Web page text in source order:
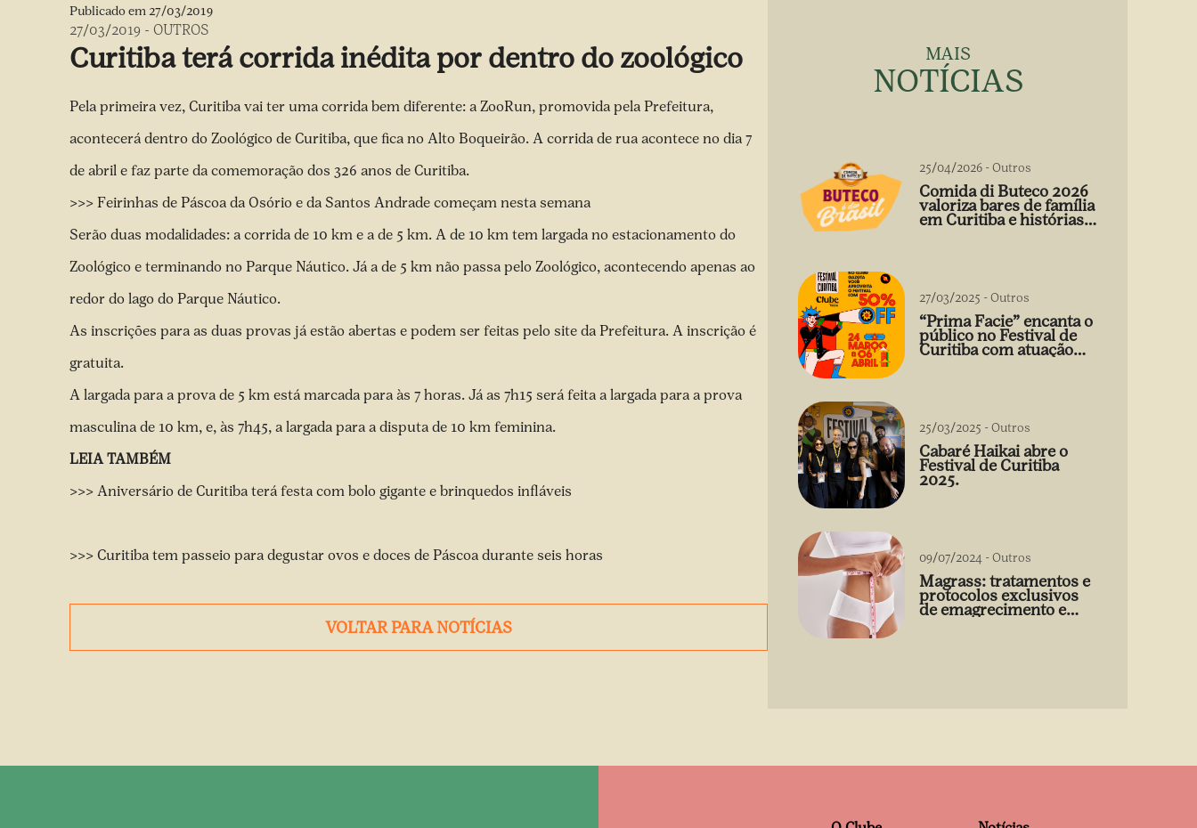
Publicado em27/03/2019
27/03/2019 - OUTROS
Curitiba terá corrida inédita por dentro do zoológico
Pela primeira vez, Curitiba vai ter uma corrida bem diferente: a ZooRun, promovida pela Prefeitura,
acontecerá dentro do Zoológico de Curitiba, que fica no Alto Boqueirão. A corrida de rua acontece no dia 7
de abril e faz parte da comemoração dos 326 anos de Curitiba.
>>> Feirinhas de Páscoa da Osório e da Santos Andrade começam nesta semana
Serão duas modalidades: a corrida de 10 km e a de 5 km. A de 10 km tem largada no estacionamento do
Zoológico e terminando no Parque Náutico. Já a de 5 km não passa pelo Zoológico, acontecendo apenas ao
redor do lago do Parque Náutico.
As inscrições para as duas provas já estão abertas e podem ser feitas pelo site da Prefeitura. A inscrição é
gratuita.
A largada para a prova de 5 km está marcada para às 7 horas. Já as 7h15 será feita a largada para a prova
masculina de 10 km, e, às 7h45, a largada para a disputa de 10 km feminina.
LEIA TAMBÉM
>>> Aniversário de Curitiba terá festa com bolo gigante e brinquedos infláveis
>>> Curitiba tem passeio para degustar ovos e doces de Páscoa durante seis horas
VOLTAR PARA NOTÍCIAS
MAIS
NOTÍCIAS
25/04/2026 -Outros
Comida di Buteco 2026
valoriza bares de família
em Curitiba e histórias
27/03/2025 -Outros
“Prima Facie” encanta o
público no Festival de
Curitiba com atuação
arrebatadora de Débora
25/03/2025 -Outros
Cabaré Haikai abre o
Festival de Curitiba
2025.
09/07/2024 -Outros
Magrass: tratamentos e
protocolos exclusivos
de emagrecimento e
estética sem uso de